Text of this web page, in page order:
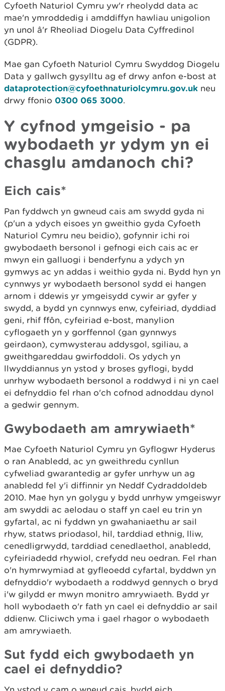
Cyfoeth Naturiol Cymru yw'r rheolydd data ac
mae'n ymroddedig i amddiffyn hawliau unigolion
yn unol â'r Rheoliad Diogelu Data Cyffredinol
(GDPR).
Mae gan Cyfoeth Naturiol Cymru Swyddog Diogelu
Data y gallwch gysylltu ag ef drwy anfon e-bost at
dataprotection@cyfoethnaturiolcymru.gov.uk neu
drwy ffonio 0300 065 3000.
Y cyfnod ymgeisio - pa
wybodaeth yr ydym yn ei
chasglu amdanoch chi?
Eich cais*
Pan fyddwch yn gwneud cais am swydd gyda ni
(p'un a ydych eisoes yn gweithio gyda Cyfoeth
Naturiol Cymru neu beidio), gofynnir ichi roi
gwybodaeth bersonol i gefnogi eich cais ac er
mwyn ein galluogi i benderfynu a ydych yn
gymwys ac yn addas i weithio gyda ni. Bydd hyn yn
cynnwys yr wybodaeth bersonol sydd ei hangen
arnom i ddewis yr ymgeisydd cywir ar gyfer y
swydd, a bydd yn cynnwys enw, cyfeiriad, dyddiad
geni, rhif ffôn, cyfeiriad e-bost, manylion
cyflogaeth yn y gorffennol (gan gynnwys
geirdaon), cymwysterau addysgol, sgiliau, a
gweithgareddau gwirfoddoli. Os ydych yn
llwyddiannus yn ystod y broses gyflogi, bydd
unrhyw wybodaeth bersonol a roddwyd i ni yn cael
ei defnyddio fel rhan o'ch cofnod adnoddau dynol
a gedwir gennym.
Gwybodaeth am amrywiaeth*
Mae Cyfoeth Naturiol Cymru yn Gyflogwr Hyderus
o ran Anabledd, ac yn gweithredu cynllun
cyfweliad gwarantedig ar gyfer unrhyw un ag
anabledd fel y'i diffinnir yn Neddf Cydraddoldeb
2010. Mae hyn yn golygu y bydd unrhyw ymgeiswyr
am swyddi ac aelodau o staff yn cael eu trin yn
gyfartal, ac ni fyddwn yn gwahaniaethu ar sail
rhyw, statws priodasol, hil, tarddiad ethnig, lliw,
cenedligrwydd, tarddiad cenedlaethol, anabledd,
cyfeiriadedd rhywiol, crefydd neu oedran. Fel rhan
o'n hymrwymiad at gyfleoedd cyfartal, byddwn yn
defnyddio'r wybodaeth a roddwyd gennych o bryd
i'w gilydd er mwyn monitro amrywiaeth. Bydd yr
holl wybodaeth o'r fath yn cael ei defnyddio ar sail
ddienw. Cliciwch yma i gael rhagor o wybodaeth
am amrywiaeth.
Sut fydd eich gwybodaeth yn
cael ei defnyddio?